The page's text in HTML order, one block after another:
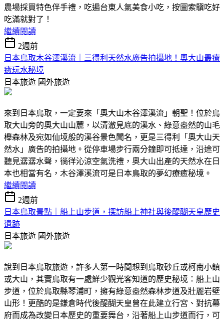
農場採買特色伴手禮，吃遍台東人氣美食小吃，按圖索驥吃好
吃滿就對了！
繼續閱讀
2週前
日本鳥取木谷澤溪流｜三得利天然水廣告拍攝地！奧大山最療
癒玩水秘境
日本旅遊 國外旅遊
來到日本鳥取，一定要來「奧大山木谷澤溪流」朝聖！位於鳥
取大山旁的奧大山山麓，以清澈見底的溪水、綠意盎然的山毛
櫸森林及宛如仙境般的溪谷景色聞名，更是三得利「奧大山天
然水」廣告的拍攝地。從停車場步行兩分鐘即可抵達，沿途可
聽見潺潺水聲，徜徉沁涼空氣洗禮，奧大山出產的天然水在日
本也相當有名，木谷澤溪流可是日本鳥取的夢幻療癒秘境。
繼續閱讀
2週前
日本鳥取景點｜船上山步道，探訪船上神社與後醍醐天皇歷史
遺跡
日本旅遊 國外旅遊
說到日本鳥取旅遊，許多人第一時間想到鳥取砂丘或柯南小鎮
或大山，其實鳥取有一處鮮少觀光客知道的歷史秘境：船上山
步道，位於鳥取縣琴浦町，擁有綠意盎然森林步道及壯麗岩壁
山形！更酷的是鎌倉時代後醍醐天皇曾在此建立行宮、對抗幕
府而成為改變日本歷史的重要舞台，沿著船上山步道而行，可